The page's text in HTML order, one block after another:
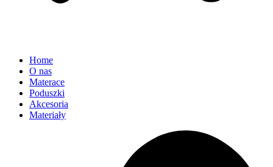
Home
O nas
Materace
Poduszki
Akcesoria
Materiały